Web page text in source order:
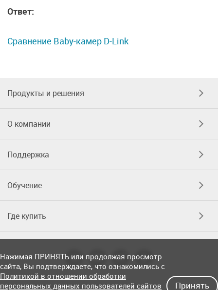
Ответ:
Сравнение Baby-камер D-Link
Продукты и решения
О компании
Поддержка
Обучение
Где купить
Нажимая ПРИНЯТЬ или продолжая просмотр
сайта, Вы подтверждаете, что ознакомились с
Политикой в отношении обработки
персональных данных пользователей сайтов
Принять